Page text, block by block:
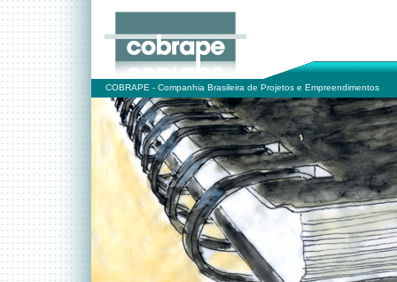
COBRAPE - Companhia Brasileira de Projetos e Empreendimentos